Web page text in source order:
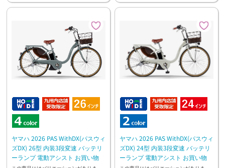
ヤマハ 2026 PAS WithDX(パスウィ
ズDX) 26型 内装3段変速 バッテリ
ーランプ 電動アシスト お買い物
ヤマハ 2026 PAS WithDX(パスウィ
ズDX) 24型 内装3段変速 バッテリ
ーランプ 電動アシスト お買い物